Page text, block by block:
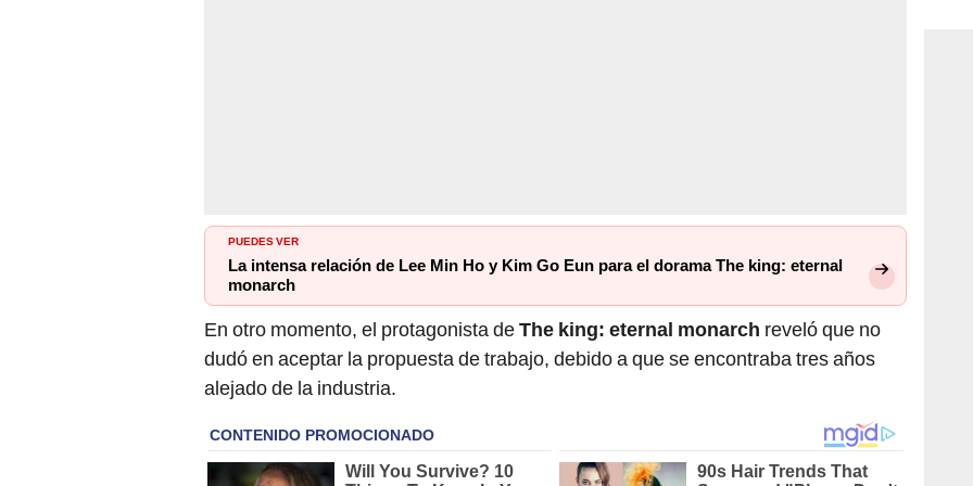
PUEDES VER
La intensa relación de Lee Min Ho y Kim Go Eun para el dorama The king: eternal
monarch
En otro momento, el protagonista deThe king: eternal monarch reveló que no
dudó en aceptar la propuesta de trabajo, debido a que se encontraba tres años
alejado de la industria.